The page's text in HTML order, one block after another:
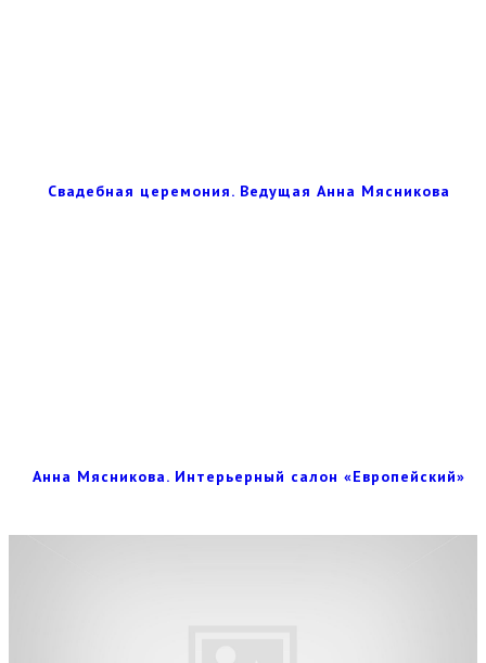
Свадебная церемония. Ведущая Анна Мясникова
Анна Мясникова. Интерьерный салон «Европейский»